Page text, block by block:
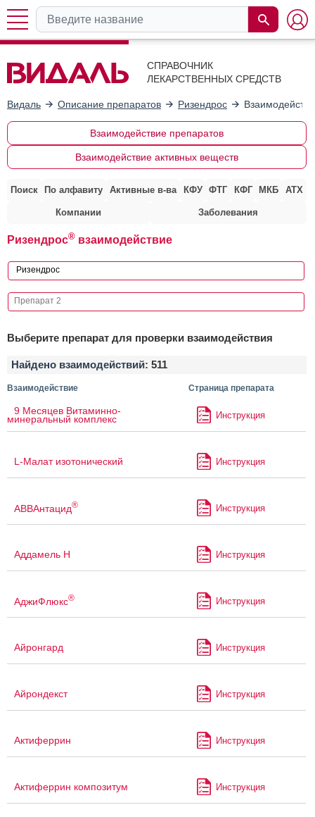
СПРАВОЧНИК
ЛЕКАРСТВЕННЫХ СРЕДСТВ
Видаль Описание препаратов Ризендрос
Взаимодействие препаратов
Взаимодействие активных веществ
Поиск По алфавиту Активные в-ва КФУ ФТГ КФГ МКБ АТХ
Компании Заболевания
Ризендрос® взаимодействие
Выберите препарат для проверки взаимодействия
Найдено взаимодействий: 511
Взаимодействие Страница препарата
9 Месяцев Витаминно-
минеральный комплекс Инструкция
L-Малат изотонический Инструкция
АВВАнтацид® Инструкция
Аддамель Н Инструкция
АджиФлюкс® Инструкция
Айронгард Инструкция
Айрондекст Инструкция
Актиферрин Инструкция
Актиферрин композитум Инструкция